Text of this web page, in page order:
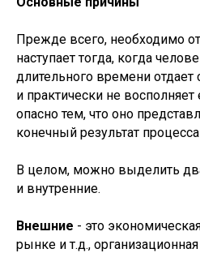
Прежде всего, необходимо
наступает тогда, когда
длительного времени
и практически не
опасно тем, что оно
конечный результат
В целом, можно выделить
и внутренние.
Внешние - это
рынке и т.д.,